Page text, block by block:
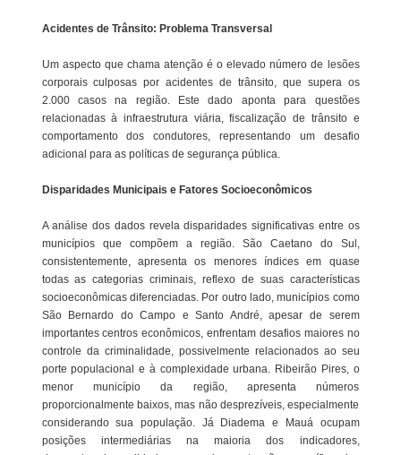
Acidentes de Trânsito: Problema Transversal
Um aspecto que chama atenção é o elevado número de lesões
corporais culposas por acidentes de trânsito, que supera os
2.000 casos na região. Este dado aponta para questões
relacionadas à infraestrutura viária, fiscalização de trânsito e
comportamento dos condutores, representando um desafio
adicional para as políticas de segurança pública.
Disparidades Municipais e Fatores Socioeconômicos
A análise dos dados revela disparidades significativas entre os
municípios que compõem a região. São Caetano do Sul,
consistentemente, apresenta os menores índices em quase
todas as categorias criminais, reflexo de suas características
socioeconômicas diferenciadas. Por outro lado, municípios como
São Bernardo do Campo e Santo André, apesar de serem
importantes centros econômicos, enfrentam desafios maiores no
controle da criminalidade, possivelmente relacionados ao seu
porte populacional e à complexidade urbana. Ribeirão Pires, o
menor município da região, apresenta números
proporcionalmente baixos, mas não desprezíveis, especialmente
considerando sua população. Já Diadema e Mauá ocupam
posições intermediárias na maioria dos indicadores,